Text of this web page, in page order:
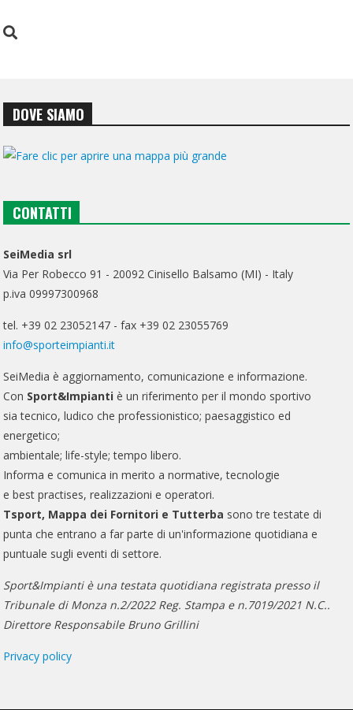
DOVE SIAMO
CONTATTI
SeiMedia srl
Via Per Robecco 91 - 20092 Cinisello Balsamo (MI) - Italy
p.iva 09997300968
tel. +39 02 23052147 - fax +39 02 23055769
info@sporteimpianti.it
SeiMedia è aggiornamento, comunicazione e informazione.
Con Sport&Impianti è un riferimento per il mondo sportivo
sia tecnico, ludico che professionistico; paesaggistico ed
energetico;
ambientale; life-style; tempo libero.
Informa e comunica in merito a normative, tecnologie
e best practises, realizzazioni e operatori.
Tsport, Mappa dei Fornitori e Tutterba sono tre testate di
punta che entrano a far parte di un'informazione quotidiana e
puntuale sugli eventi di settore.
Sport&Impianti è una testata quotidiana registrata presso il
Tribunale di Monza n.2/2022 Reg. Stampa e n.7019/2021 N.C..
Direttore Responsabile Bruno Grillini
Privacy policy